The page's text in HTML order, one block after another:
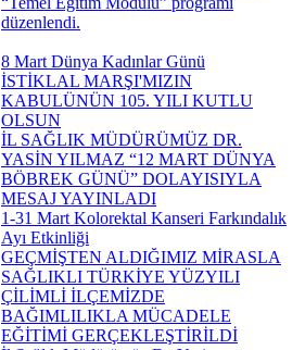
düzenlendi.
8 Mart Dünya Kadınlar Günü
İSTİKLAL MARŞI'MIZIN
KABULÜNÜN 105. YILI KUTLU
OLSUN
İL SAĞLIK MÜDÜRÜMÜZ DR.
YASİN YILMAZ “12 MART DÜNYA
BÖBREK GÜNÜ” DOLAYISIYLA
MESAJ YAYINLADI
1-31 Mart Kolorektal Kanseri Farkındalık
Ayı Etkinliği
GEÇMİŞTEN ALDIĞIMIZ MİRASLA
SAĞLIKLI TÜRKİYE YÜZYILI
ÇİLİMLİ İLÇEMİZDE
BAĞIMLILIKLA MÜCADELE
EĞİTİMİ GERÇEKLEŞTİRİLDİ